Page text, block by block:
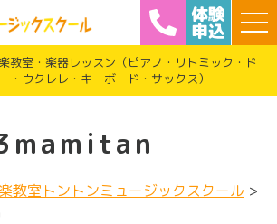
教室・楽器レッスン（ピアノ・リトミック・ド
・ウクレレ・キーボード・サックス）
教室トントンミュージックスクール >